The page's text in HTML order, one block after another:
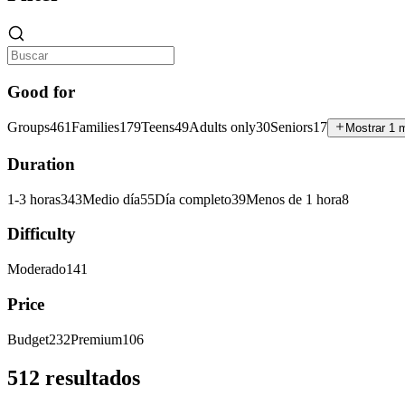
Good for
Groups461Families179Teens49Adults only30Seniors17 Mostrar 1
Duration
1-3 horas343Medio día55Día completo39Menos de 1 hora8
Difficulty
Moderado141
Price
Budget232Premium106
512 resultados